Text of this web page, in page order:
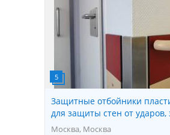
Защитные отбойники
для защиты стен от
отбойные доски HPL
Москва, Москва